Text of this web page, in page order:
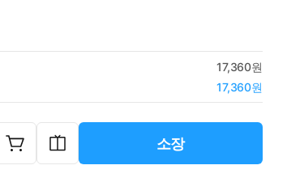
17,360원
17,360원
소장